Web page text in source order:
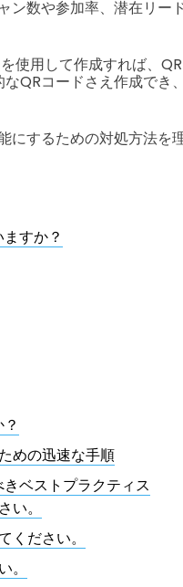
ン数や参加率、潜在リー
使用して作成すれば、
QRコードさえ作成でき
にするための対処方法を
すか？
めの迅速な手順
ベストプラクティス
。
ください。